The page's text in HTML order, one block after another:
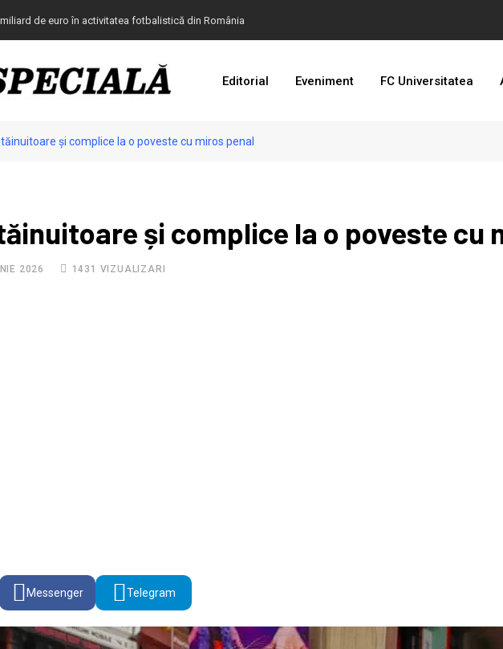
de euro în activitatea fotbalistică din România
procesul secolului
a lui FCU a câștigat Cupa Mării Negre
de conducere anulat în comuna Mischii
Editorial Eveniment FC Universitatea
și complice la o poveste cu miros penal
și complice la o poveste cu
2026 1431 VIZUALIZARI
Messenger Telegram